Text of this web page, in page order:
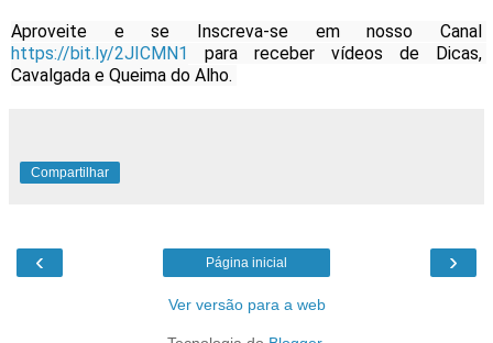
Aproveite e se Inscreva-se em nosso Canal
https://bit.ly/2JICMN1
para receber vídeos de Dicas,
Cavalgada e Queima do Alho.
Compartilhar
‹ ›
Página inicial
Ver versão para a web